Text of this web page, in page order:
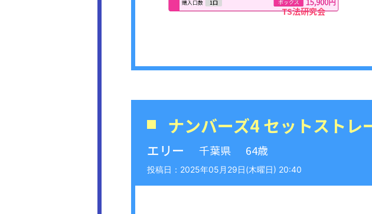
ナンバーズ4 セットストレ
エリー 千葉県 64歳
2025年05月29日(木曜日) 20:40